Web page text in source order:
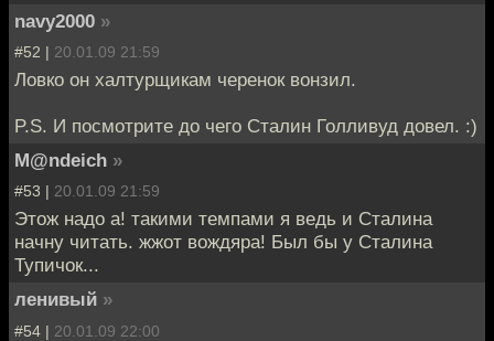
navy2000 »
#52 | 20.01.09 21:59
Ловко он халтурщикам черенок вонзил.
P.S. И посмотрите до чего Сталин Голливуд довел. :)
M@ndeich »
#53 | 20.01.09 21:59
Этож надо а! такими темпами я ведь и Сталина
начну читать. жжот вождяра! Был бы у Сталина
Тупичок...
ленивый »
#54 | 20.01.09 22:00